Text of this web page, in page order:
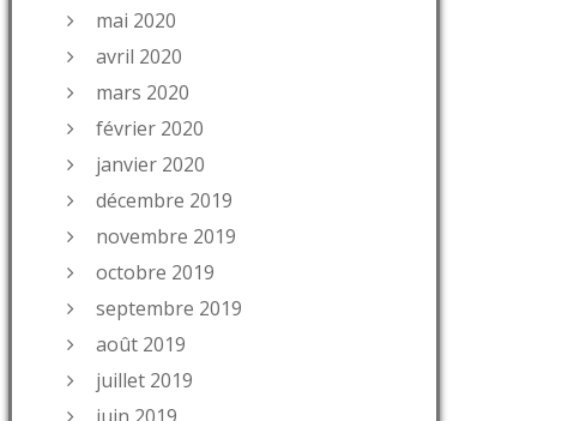
mai 2020
avril 2020
mars 2020
février 2020
janvier 2020
décembre 2019
novembre 2019
octobre 2019
septembre 2019
août 2019
juillet 2019